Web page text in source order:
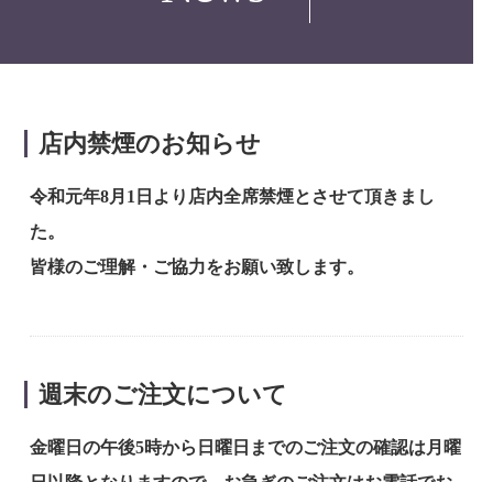
店内禁煙のお知らせ
令和元年8月1日より店内全席禁煙とさせて頂きまし
た。
皆様のご理解・ご協力をお願い致します。
週末のご注文について
金曜日の午後5時から日曜日までのご注文の確認は月曜